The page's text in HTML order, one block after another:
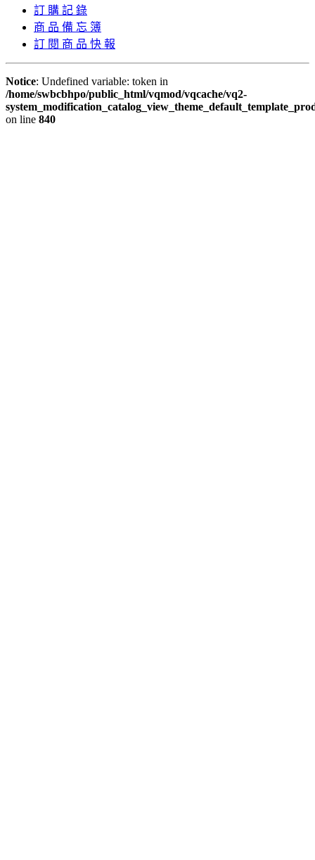
訂 購 記 錄
商 品 備 忘 簿
訂 閱 商 品 快 報
Notice: Undefined variable: token in
/home/swbcbhpo/public_html/vqmod/vqcache/vq2-
on line 840